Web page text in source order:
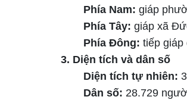
Phía Nam: giáp
Phía Tây: giáp xã
Phía Đông: tiếp giáp
3. Diện tích và dân số
Diện tích tự nhiên:
Dân số: 28.729